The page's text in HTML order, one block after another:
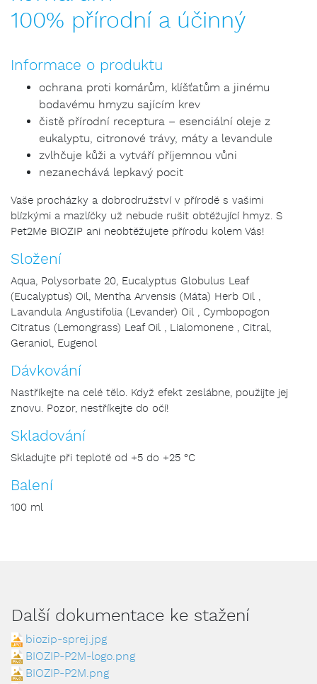
100% přírodní a účinný
Informace o produktu
ochrana proti komárům, klíšťatům a jinému
bodavému hmyzu sajícím krev
čistě přírodní receptura – esenciální oleje z
eukalyptu, citronové trávy, máty a levandule
zvlhčuje kůži a vytváří příjemnou vůni
nezanechává lepkavý pocit
Vaše procházky a dobrodružství v přírodě s vašimi
blízkými a mazlíčky už nebude rušit obtěžující hmyz. S
Pet2Me BIOZIP ani neobtěžujete přírodu kolem Vás!
Složení
Aqua, Polysorbate 20, Eucalyptus Globulus Leaf
(Eucalyptus) Oil, Mentha Arvensis (Máta) Herb Oil ,
Lavandula Angustifolia (Levander) Oil , Cymbopogon
Citratus (Lemongrass) Leaf Oil , Lialomonene , Citral,
Geraniol, Eugenol
Dávkování
Nastříkejte na celé tělo. Když efekt zeslábne, použijte jej
znovu. Pozor, nestříkejte do očí!
Skladování
Skladujte při teplotě od +5 do +25 °C
Balení
100 ml
Další dokumentace ke stažení
biozip-sprej.jpg
BIOZIP-P2M-logo.png
BIOZIP-P2M.png